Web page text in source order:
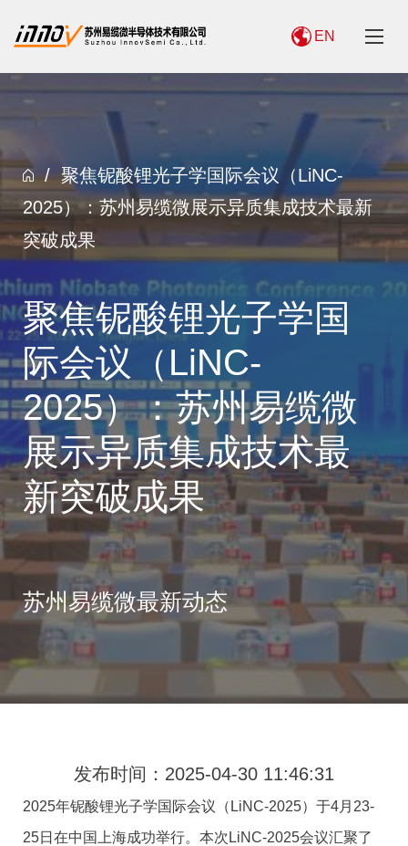
EN
/ 聚焦铌酸锂光子学国际会议（LiNC-
2025）：苏州易缆微展示异质集成技术最新
突破成果
聚焦铌酸锂光子学国
际会议（LiNC-
2025）：苏州易缆微
展示异质集成技术最
苏州易缆微最新动态
发布时间：2025-04-30 11:46:31
2025年铌酸锂光子学国际会议（LiNC-2025）于4月23-
25日在中国上海成功举行。本次LiNC-2025会议汇聚了